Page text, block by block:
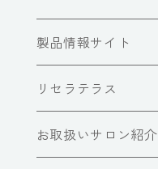
製品情報サイト
リセラテラス
お取扱いサロン紹介